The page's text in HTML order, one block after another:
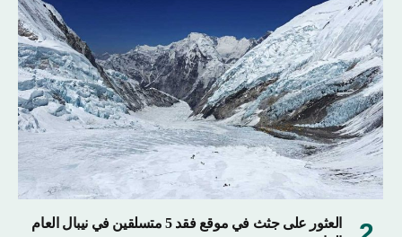
العثور على جثث في موقع فقد 5 متسلقين في نيبال العام